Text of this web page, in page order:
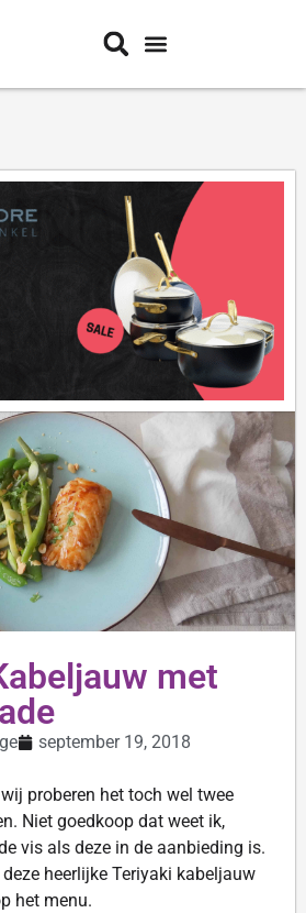
met
september 19, 2018
proberen het toch wel twee
Niet goedkoop dat weet ik,
vis als deze in de aanbieding is.
heerlijke Teriyaki kabeljauw
het menu.